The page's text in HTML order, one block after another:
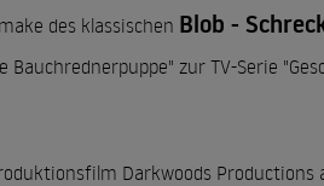
des klassischen Blob -
Bauchrednerpuppe" zur TV-Serie
Darkwoods Productions